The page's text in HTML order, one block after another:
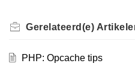
Gerelateerd(e)
PHP: Opcache tips